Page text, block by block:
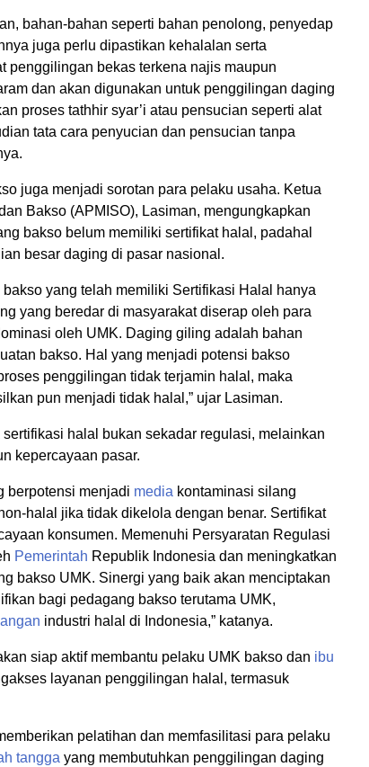
bahan-bahan seperti bahan penolong, penyedap
juga perlu dipastikan kehalalan serta
penggilingan bekas terkena najis maupun
dan akan digunakan untuk penggilingan daging
proses tathhir syar’i atau pensucian seperti alat
tata cara penyucian dan pensucian tanpa
juga menjadi sorotan para pelaku usaha. Ketua
Bakso (APMISO), Lasiman, mengungkapkan
bakso belum memiliki sertifikat halal, padahal
besar daging di pasar nasional.
yang telah memiliki Sertifikasi Halal hanya
yang beredar di masyarakat diserap oleh para
oleh UMK. Daging giling adalah bahan
bakso. Hal yang menjadi potensi bakso
penggilingan tidak terjamin halal, maka
pun menjadi tidak halal,” ujar Lasiman.
sertifikasi halal bukan sekadar regulasi, melainkan
kepercayaan pasar.
berpotensi menjadi media kontaminasi silang
halal jika tidak dikelola dengan benar. Sertifikat
konsumen. Memenuhi Persyaratan Regulasi
Pemerintah Republik Indonesia dan meningkatkan
bakso UMK. Sinergi yang baik akan menciptakan
bagi pedagang bakso terutama UMK,
industri halal di Indonesia,” katanya.
siap aktif membantu pelaku UMK bakso dan ibu
layanan penggilingan halal, termasuk
pelatihan dan memfasilitasi para pelaku
tangga yang membutuhkan penggilingan daging